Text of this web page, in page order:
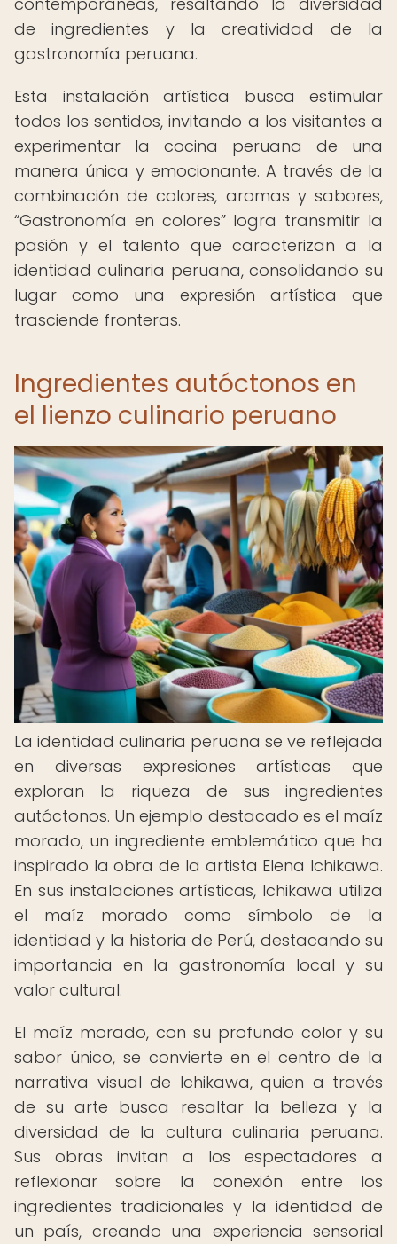
de ingredientes y la creatividad de la
gastronomía peruana.
Esta instalación artística busca estimular
todos los sentidos, invitando a los visitantes a
experimentar la cocina peruana de una
manera única y emocionante. A través de la
combinación de colores, aromas y sabores,
“Gastronomía en colores” logra transmitir la
pasión y el talento que caracterizan a la
identidad culinaria peruana, consolidando su
lugar como una expresión artística que
trasciende fronteras.
Ingredientes autóctonos en
el lienzo culinario peruano
La identidad culinaria peruana se ve reflejada
en diversas expresiones artísticas que
exploran la riqueza de sus ingredientes
autóctonos. Un ejemplo destacado es el maíz
morado, un ingrediente emblemático que ha
inspirado la obra de la artista Elena Ichikawa.
En sus instalaciones artísticas, Ichikawa utiliza
el maíz morado como símbolo de la
identidad y la historia de Perú, destacando su
importancia en la gastronomía local y su
valor cultural.
El maíz morado, con su profundo color y su
sabor único, se convierte en el centro de la
narrativa visual de Ichikawa, quien a través
de su arte busca resaltar la belleza y la
diversidad de la cultura culinaria peruana.
Sus obras invitan a los espectadores a
reflexionar sobre la conexión entre los
ingredientes tradicionales y la identidad de
un país, creando una experiencia sensorial